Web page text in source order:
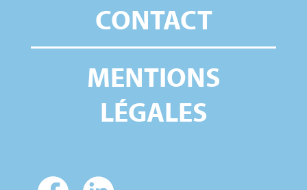
CONTACT
MENTIONS
LÉGALES